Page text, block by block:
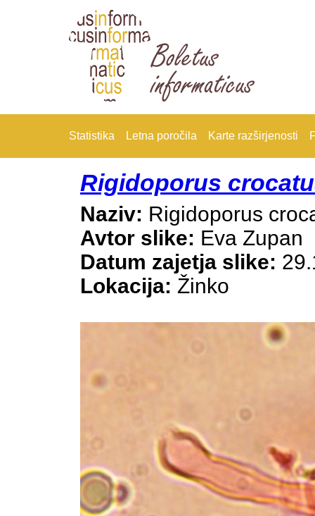
Statistika Letna poročila Karte razširjenosti
Rigidoporus
Naziv: Rigidoporus
Avtor slike: Eva Zupan
Datum zajetja slike:
Lokacija: Žinko